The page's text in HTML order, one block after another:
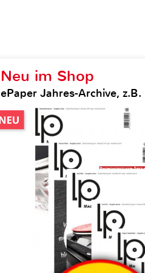
Neu im Shop
ePaper Jahres-Archive, z.B.